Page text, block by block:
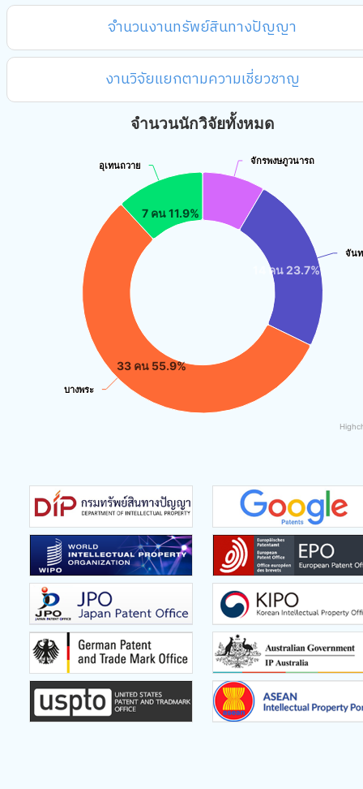
จำนวนงานทรัพย์สินทางปัญญา
งานวิจัยแยกตามความเชี่ยวชาญ
จำนวนนักวิจัยทั้งหมด
จักรพงษภูวนารถ
จักรพงษภูวนารถ
จัน
จัน
14 คน 23.7%
บางพระ
บางพระ
33 คน 55.9%
อุเทนถวาย
อุเทนถวาย
7 คน 11.9%